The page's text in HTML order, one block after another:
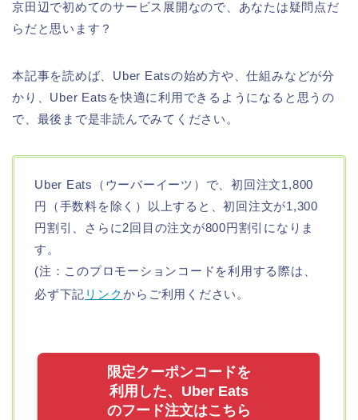
京田辺で初めてのサービス展開なので、あなたは疑問点だ
らだと思います？
本記事を読めば、Uber Eatsの始め方や、仕組みなどが分
かり、Uber Eatsを快適に利用できるようになると思うの
で、最後まで是非読んでみてください。
Uber Eats（ウーバーイーツ）で、初回注文1,800
円（手数料を除く）以上すると、初回注文が1,300
円割引、さらに2回目の注文が800円割引になりま
す。
(注：このプロモーションコードを利用する際は、
必ず下記 リンクからご利用ください。
限定クーポンコードを
利用した、Uber Eats
のフード注文はこちら